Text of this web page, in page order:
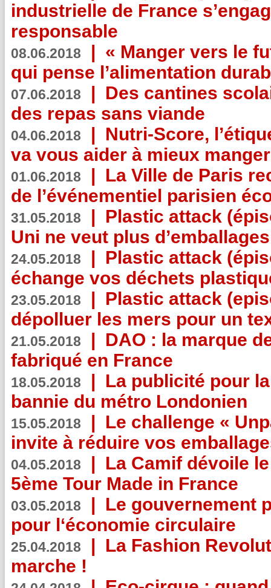
industrielle de France
responsable
08.06.2018 | « Manger vers le
qui pense l’alimentation
07.06.2018 | Des cantines
des repas sans viande
04.06.2018 | Nutri-Score,
va vous aider à mieux
01.06.2018 | La Ville de Paris
de l’événementiel parisien
31.05.2018 | Plastic attack
Uni ne veut plus
24.05.2018 | Plastic attack
échange vos déchets
23.05.2018 | Plastic attack
dépolluer les mers pour un
21.05.2018 | DAO : la marque
fabriqué en France
18.05.2018 | La publicité pour
bannie du métro Londonien
15.05.2018 | Le challenge «
invite à réduire vos
04.05.2018 | La Camif dévoile
5ème Tour Made in France
03.05.2018 | Le gouvernement
pour l‘économie circulaire
25.04.2018 | La Fashion
marche !